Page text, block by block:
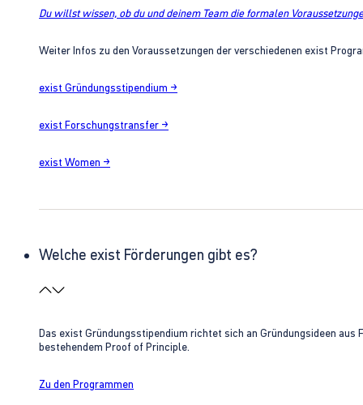
Du willst wissen, ob du und deinem Team die formalen
Weiter Infos zu den Voraussetzungen der verschiedenen exist
exist Gründungsstipendium →
exist Forschungstransfer →
exist Women →
Welche exist Förderungen gibt es?
Das exist Gründungsstipendium richtet sich an Gründungsideen
bestehendem Proof of Principle.
Zu den Programmen